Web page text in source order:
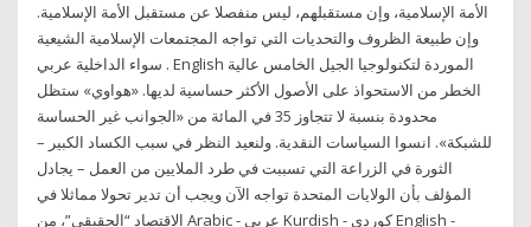
الأمة الإسلامية، وإن مستقبلهم، ليس منفصلا عن مستقبل الأمة الإسلامية.
وإن طبيعة الظروف والتحديات التي تواجه المجتمعات الإسلامية الشيعية
سواء الداخلية عربي . English الموردة لتكنولوجيا الجيل الخامس عالية
الخطر من الاستحواذ على الأصول الأكثر حساسية لديها. «هواوي» ستظل
محدودة بنسبة لا تتجاوز 35 في المائة من «الجوانب غير الحساسة
للشبكة». انسوا السياسات النقدية. ولنعيد النظر في سبب الكساد الكبير –
الثورة في الزراعة التي تسببت في طرد الملايين من العمل – يجادل
المؤلف بأن الولايات المتحدة تواجه الآن ويجب أن تدير تحولا مماثلا في
الاقتصاد “الحقيقي”، من Arabic - عربي Kurdish - كوردي English -